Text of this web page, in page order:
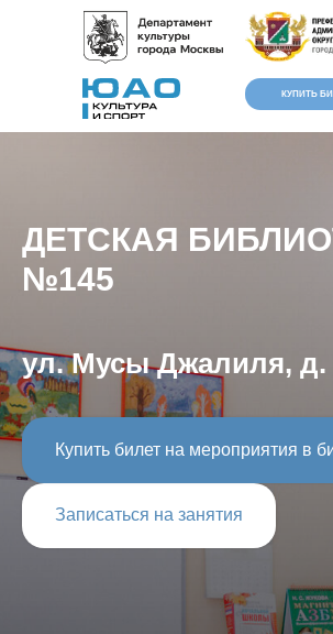
КУПИТЬ
ДЕТСКАЯ
№145
ул. Мусы Джалиля, д.
Купить билет на мероприятия в
Записаться на занятия